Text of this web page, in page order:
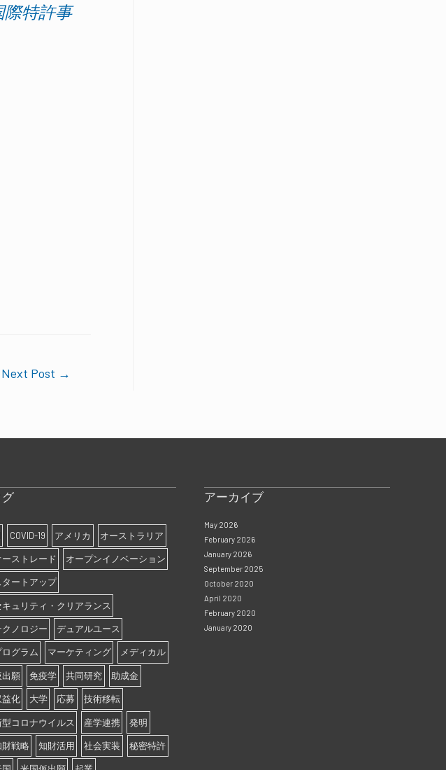
際特許事
Next Post →
グ
COVID-19 アメリカ オーストラリア
ーストレード オープンイノベーション
タートアップ
キュリティ・クリアランス
クノロジー デュアルユース
ログラム マーケティング メディカル
出願 免疫学 共同研究 助成金
益化 大学 応募 技術移転
型コロナウイルス 産学連携 発明
財戦略 知財活用 社会実装 秘密特許
アーカイブ
May 2026
February 2026
January 2026
September 2025
October 2020
April 2020
February 2020
January 2020